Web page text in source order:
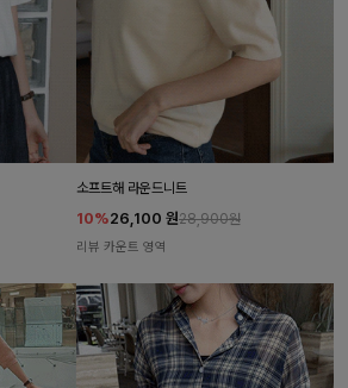
소프트해 라운드니트
10%26,100 원28,900원
리뷰 카운트 영역